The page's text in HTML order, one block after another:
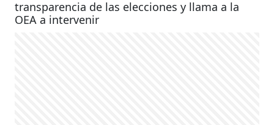
transparencia de las elecciones y llama a la
OEA a intervenir